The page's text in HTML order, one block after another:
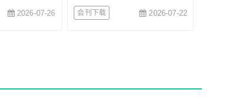
2026-07-26 会刊下载 2026-07-22